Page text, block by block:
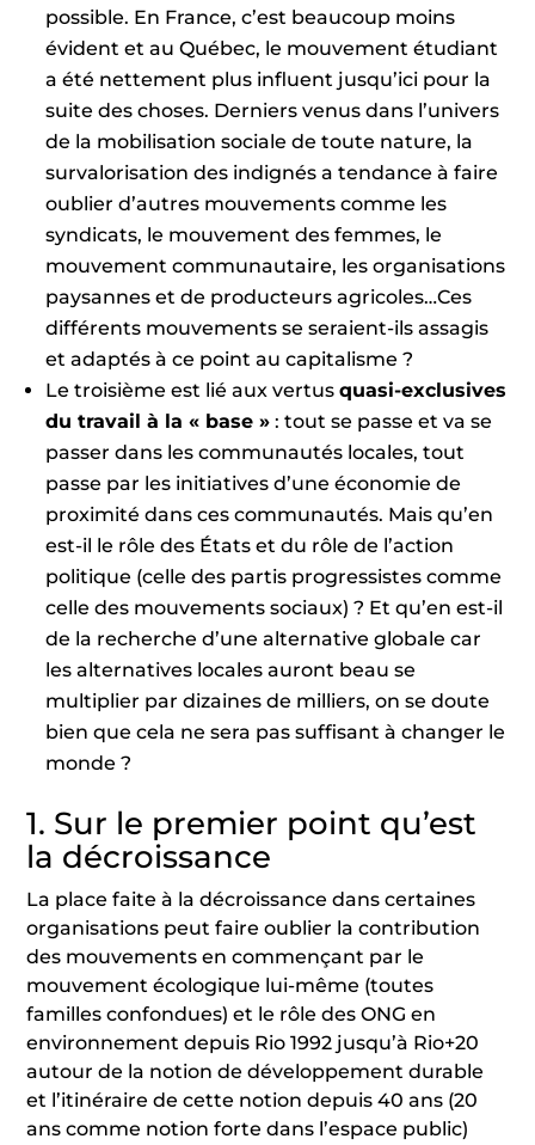
possible. En France, c’est beaucoup moins
évident et au Québec, le mouvement étudiant
a été nettement plus influent jusqu’ici pour la
suite des choses. Derniers venus dans l’univers
de la mobilisation sociale de toute nature, la
survalorisation des indignés a tendance à faire
oublier d’autres mouvements comme les
syndicats, le mouvement des femmes, le
mouvement communautaire, les organisations
paysannes et de producteurs agricoles…Ces
différents mouvements se seraient-ils assagis
et adaptés à ce point au capitalisme ?
Le troisième est lié aux vertusquasi-exclusives
du travail à la « base » : tout se passe et va se
passer dans les communautés locales, tout
passe par les initiatives d’une économie de
proximité dans ces communautés. Mais qu’en
est-il le rôle des États et du rôle de l’action
politique (celle des partis progressistes comme
celle des mouvements sociaux) ? Et qu’en est-il
de la recherche d’une alternative globale car
les alternatives locales auront beau se
multiplier par dizaines de milliers, on se doute
bien que cela ne sera pas suffisant à changer le
monde ?
1. Sur le premier point qu’est
la décroissance
La place faite à la décroissance dans certaines
organisations peut faire oublier la contribution
des mouvements en commençant par le
mouvement écologique lui-même (toutes
familles confondues) et le rôle des ONG en
environnement depuis Rio 1992 jusqu’à Rio+20
autour de la notion de développement durable
et l’itinéraire de cette notion depuis 40 ans (20
ans comme notion forte dans l’espace public)